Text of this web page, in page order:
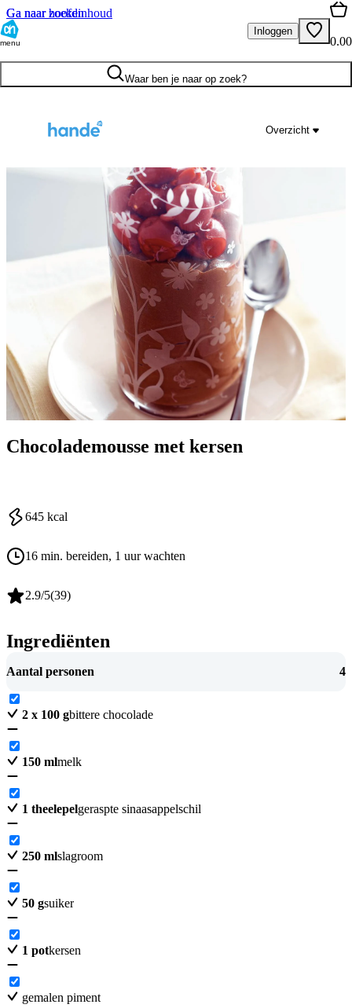
Ga naar hoofdinhoud
Ga naar zoeken
menu
Inloggen
0.00
Waar ben je naar op zoek?
Overzicht
Chocolademousse met kersen
645 kcal
16 min. bereiden, 1 uur wachten
2.9/5(39)
Ingrediënten
Aantal personen 4
2 x 100 gbittere chocolade
150 mlmelk
1 theelepelgeraspte sinaasappelschil
250 mlslagroom
50 gsuiker
1 potkersen
gemalen piment